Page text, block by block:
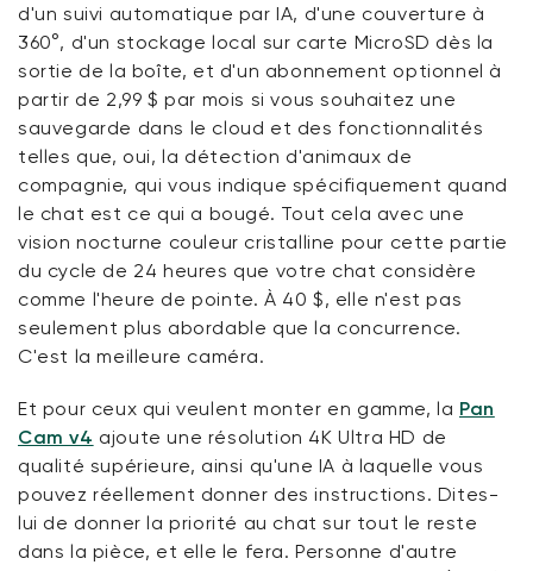
d'un suivi automatique par IA, d'une couverture à
360°, d'un stockage local sur carte MicroSD dès la
sortie de la boîte, et d'un abonnement optionnel à
partir de 2,99 $ par mois si vous souhaitez une
sauvegarde dans le cloud et des fonctionnalités
telles que, oui, la détection d'animaux de
compagnie, qui vous indique spécifiquement quand
le chat est ce qui a bougé. Tout cela avec une
vision nocturne couleur cristalline pour cette partie
du cycle de 24 heures que votre chat considère
comme l'heure de pointe. À 40 $, elle n'est pas
seulement plus abordable que la concurrence.
C'est la meilleure caméra.
Et pour ceux qui veulent monter en gamme, la Pan
Cam v4 ajoute une résolution 4K Ultra HD de
qualité supérieure, ainsi qu'une IA à laquelle vous
pouvez réellement donner des instructions. Dites-
lui de donner la priorité au chat sur tout le reste
dans la pièce, et elle le fera. Personne d'autre